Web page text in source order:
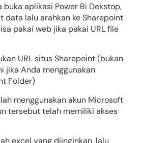
buka aplikasi Power Bi Dekstop,
data lalu arahkan ke Sharepoint
pakai web jika pakai URL file
URL situs Sharepoint (bukan
jika Anda menggunakan
Folder)
menggunakan akun Microsoft
tersebut telah memiliki akses
excel yang diinginkan, lalu